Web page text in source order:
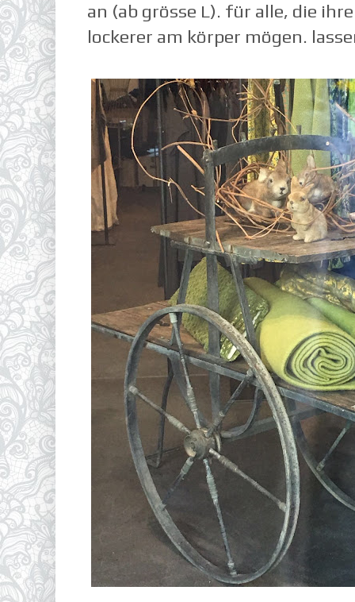
an (ab grösse L). für alle, die
lockerer am körper mögen.